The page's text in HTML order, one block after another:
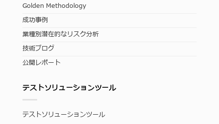
Golden Methodology
成功事例
業種別潜在的なリスク分析
技術ブログ
公開レポート
テストソリューションツール
テストソリューションツール